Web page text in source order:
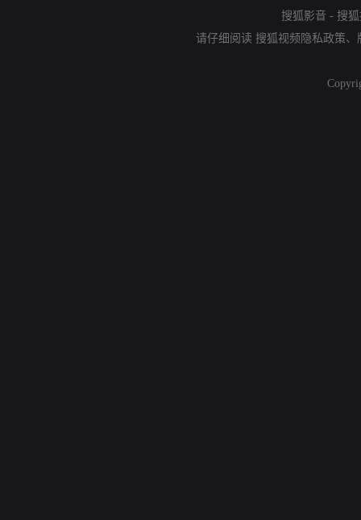
搜狐影音 - 搜
请仔细阅读 搜狐视频隐私政策、